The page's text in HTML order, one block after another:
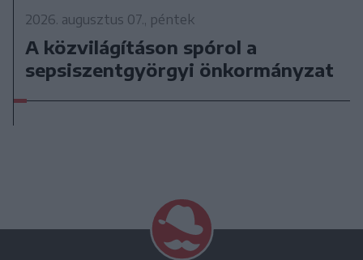
2026. augusztus 07., péntek
A közvilágításon spórol a
sepsiszentgyörgyi önkormányzat